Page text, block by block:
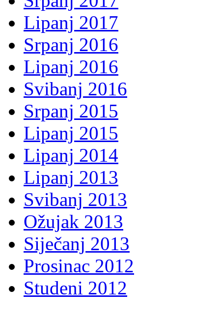
Lipanj 2017
Srpanj 2016
Lipanj 2016
Svibanj 2016
Srpanj 2015
Lipanj 2015
Lipanj 2014
Lipanj 2013
Svibanj 2013
Ožujak 2013
Siječanj 2013
Prosinac 2012
Studeni 2012